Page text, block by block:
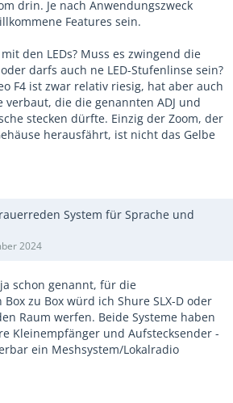
drin. Je nach Anwendungszweck
Features sein.
den LEDs? Muss es zwingend die
darfs auch ne LED-Stufenlinse sein?
F4 ist zwar relativ riesig, hat aber auch
verbaut, die die genannten ADJ und
stecken dürfte. Einzig der Zoom, der
herausfährt, ist nicht das Gelbe
System für Sprache und
2024
schon genannt, für die
zu Box würd ich Shure SLX-D oder
Raum werfen. Beide Systeme haben
Kleinempfänger und Aufstecksender -
ein Meshsystem/Lokalradio